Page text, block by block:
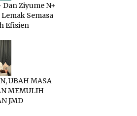
Ziyume N+
Semasa
Efisien
UBAH MASA
MEMULIH
JMD